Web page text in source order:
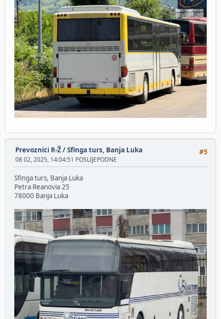
#5
Prevoznici R-Ž/Sfinga turs, Banja Luka
08 02, 2025, 14:04:51 POSLIJEPODNE
Sfinga turs, Banja Luka
Petra Reanovia 25
78000 Banja Luka